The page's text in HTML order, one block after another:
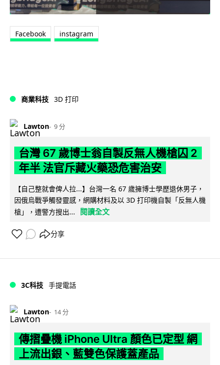
Facebook instagram
商業科技 3D 打印
Lawton 9 分
台灣 67 歲博士翁自製反無人機槍囚 2
年半 法官斥藏火藥恐危害治安
【自己整就會俾人拉...】台灣一名 67 歲擁博士學歷退休男子，
因俄烏戰爭觸發靈感，網購材料及以 3D 打印機自製「反無人機
槍」，遭警方搜出...
閱讀全文
分享
3C科技 手提電話
Lawton 14 分
傳摺疊機 iPhone Ultra 顏色已定型 網
上流出銀、藍雙色保護蓋產品